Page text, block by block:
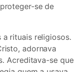
se de
a rituais religiosos.
adornava
Acreditava-se que